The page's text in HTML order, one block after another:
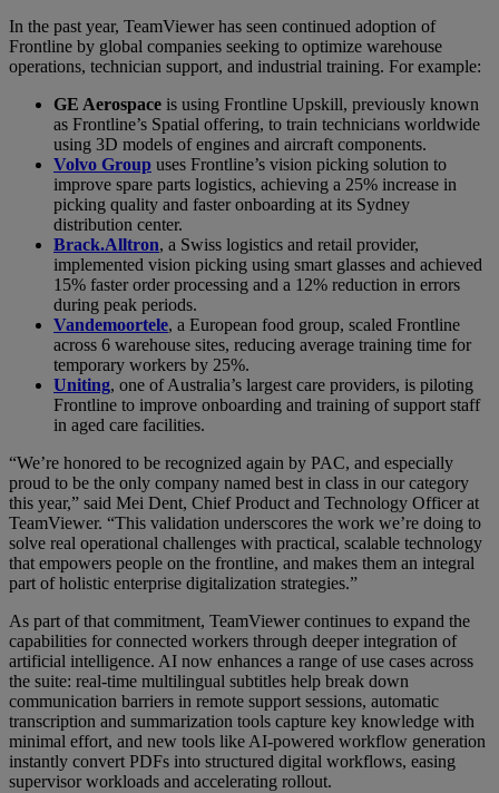
In the past year, TeamViewer has seen continued adoption of
Frontline by global companies seeking to optimize warehouse
operations, technician support, and industrial training. For example:
GE Aerospace is using Frontline Upskill, previously known
as Frontline’s Spatial offering, to train technicians worldwide
using 3D models of engines and aircraft components.
Volvo Group uses Frontline’s vision picking solution to
improve spare parts logistics, achieving a 25% increase in
picking quality and faster onboarding at its Sydney
distribution center.
Brack.Alltron, a Swiss logistics and retail provider,
implemented vision picking using smart glasses and achieved
15% faster order processing and a 12% reduction in errors
during peak periods.
Vandemoortele, a European food group, scaled Frontline
across 6 warehouse sites, reducing average training time for
temporary workers by 25%.
Uniting, one of Australia’s largest care providers, is piloting
Frontline to improve onboarding and training of support staff
in aged care facilities.
“We’re honored to be recognized again by PAC, and especially
proud to be the only company named best in class in our category
this year,” said Mei Dent, Chief Product and Technology Officer at
TeamViewer. “This validation underscores the work we’re doing to
solve real operational challenges with practical, scalable technology
that empowers people on the frontline, and makes them an integral
part of holistic enterprise digitalization strategies.”
As part of that commitment, TeamViewer continues to expand the
capabilities for connected workers through deeper integration of
artificial intelligence. AI now enhances a range of use cases across
the suite: real-time multilingual subtitles help break down
communication barriers in remote support sessions, automatic
transcription and summarization tools capture key knowledge with
minimal effort, and new tools like AI-powered workflow generation
instantly convert PDFs into structured digital workflows, easing
supervisor workloads and accelerating rollout.